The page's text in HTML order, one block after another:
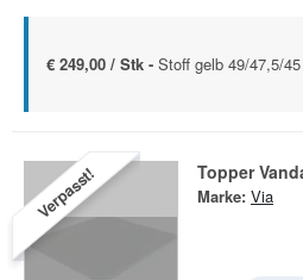
€ 249,00 / Stk - Stoff gelb 49/47,5/
Verpasst! Topper
Marke: Via